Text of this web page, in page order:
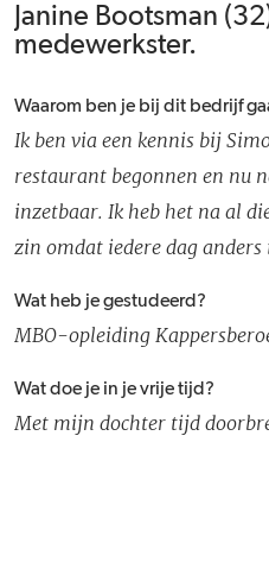
Janine Bootsman
medewerkster.
Waarom ben je bij dit bedrijf
Ik ben via een kennis bij
restaurant begonnen en nu
inzetbaar. Ik heb het na al
zin omdat iedere dag anders
Wat heb je gestudeerd?
MBO-opleiding
Wat doe je in je vrije tijd?
Met mijn dochter tijd